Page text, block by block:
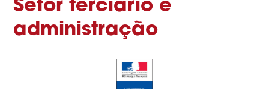
Setor terciário e
administração